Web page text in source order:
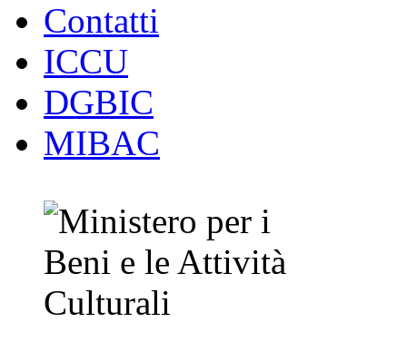
Contatti
ICCU
DGBIC
MIBAC